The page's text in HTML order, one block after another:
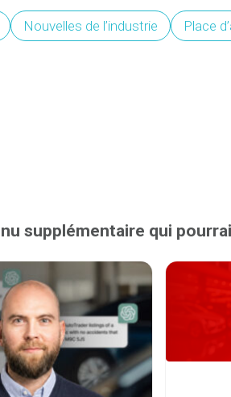
Nouvelles de l’industrie Place
supplémentaire qui